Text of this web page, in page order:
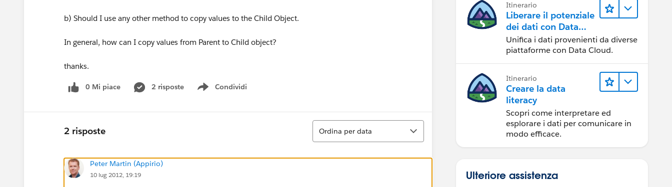
b) Should I use any other method to copy values to the Child Object.
In general, how can I copy values from Parent to Child object?
thanks.
0 Mi piace 2 risposte Condividi
Show menu
2 risposte
Ordina
Ordina per data
Peter Martin (Appirio)
10 lug 2012, 19:19
Itinerario
Liberare il potenziale
dei dati con Data
Cloud
Unifica i dati provenienti da diverse
piattaforme con Data Cloud.
Itinerario
Creare la data
literacy
Scopri come interpretare ed
esplorare i dati per comunicare in
modo efficace.
Ulteriore assistenza